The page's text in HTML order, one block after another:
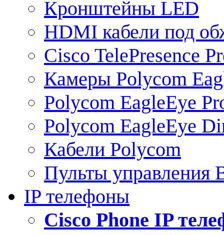
Кронштейны LED
HDMI кабели под
Cisco TelePresence
Камеры Polycom
Polycom EagleEye
Polycom EagleEye
Кабели Polycom
Пульты управления
IP телефоны
Сisco Phone IP